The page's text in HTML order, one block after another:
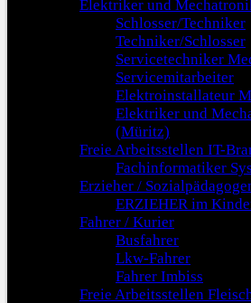
Elektriker und
Schlosser/Techniker
Techniker/Schlosser
Servicetechniker
Servicemitarbeiter
Elektroinstallateur
Elektriker und
(Müritz)
Freie Arbeitsstellen IT-
Fachinformatiker
Erzieher /
ERZIEHER im
Fahrer / Kurier
Busfahrer
Lkw-Fahrer
Fahrer Imbiss
Freie Arbeitsstellen